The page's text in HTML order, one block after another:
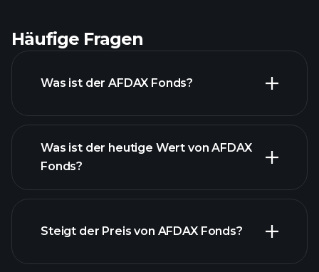
Häufige Fragen
Was ist der AFDAX Fonds?
Was ist der heutige Wert von AFDAX
Fonds?
Steigt der Preis von AFDAX Fonds?